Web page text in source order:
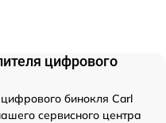
цифрового
бинокля Carl
сервисного центра